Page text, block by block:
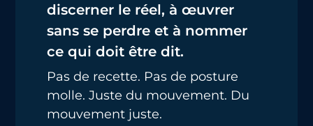
discerner le réel, à œuvrer
sans se perdre et à nommer
ce qui doit être dit.
Pas de recette. Pas de posture
molle. Juste du mouvement. Du
mouvement juste.